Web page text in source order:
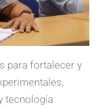
para fortalecer y
tecnología